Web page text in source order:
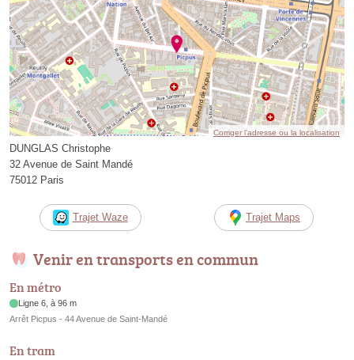
Corriger l’adresse ou la localisation
DUNGLAS Christophe
32 Avenue de Saint Mandé
75012 Paris
Trajet Waze Trajet Maps
Venir en transports en commun
En métro
Ligne 6, à 96 m
Arrêt Picpus - 44 Avenue de Saint-Mandé
En tram